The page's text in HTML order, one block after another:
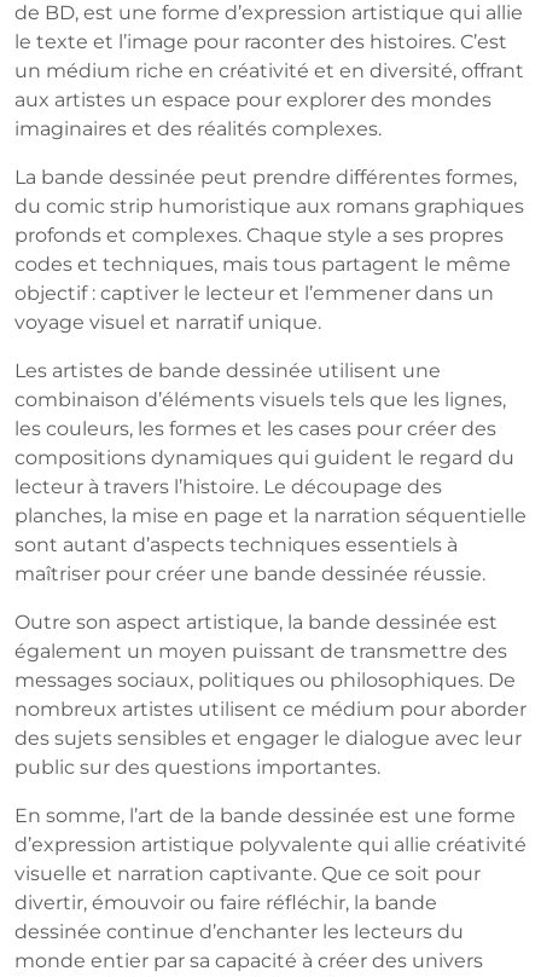
de BD, est une forme d’expression artistique qui allie
le texte et l’image pour raconter des histoires. C’est
un médium riche en créativité et en diversité, offrant
aux artistes un espace pour explorer des mondes
imaginaires et des réalités complexes.
La bande dessinée peut prendre différentes formes,
du comic strip humoristique aux romans graphiques
profonds et complexes. Chaque style a ses propres
codes et techniques, mais tous partagent le même
objectif : captiver le lecteur et l’emmener dans un
voyage visuel et narratif unique.
Les artistes de bande dessinée utilisent une
combinaison d’éléments visuels tels que les lignes,
les couleurs, les formes et les cases pour créer des
compositions dynamiques qui guident le regard du
lecteur à travers l’histoire. Le découpage des
planches, la mise en page et la narration séquentielle
sont autant d’aspects techniques essentiels à
maîtriser pour créer une bande dessinée réussie.
Outre son aspect artistique, la bande dessinée est
également un moyen puissant de transmettre des
messages sociaux, politiques ou philosophiques. De
nombreux artistes utilisent ce médium pour aborder
des sujets sensibles et engager le dialogue avec leur
public sur des questions importantes.
En somme, l’art de la bande dessinée est une forme
d’expression artistique polyvalente qui allie créativité
visuelle et narration captivante. Que ce soit pour
divertir, émouvoir ou faire réfléchir, la bande
dessinée continue d’enchanter les lecteurs du
monde entier par sa capacité à créer des univers